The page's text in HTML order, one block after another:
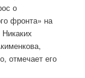
о
фронта» на
отмечает его